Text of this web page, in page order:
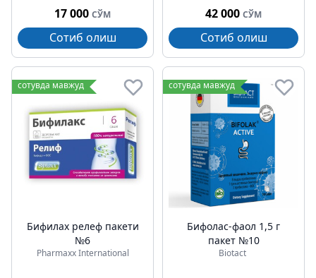
17 000 СЎМ
Сотиб олиш
42 000 СЎМ
Сотиб олиш
сотувда мавжуд
Бифилах релеф пакети
№6
Pharmaxx International
сотувда мавжуд
Бифолаc-фаол 1,5 г
пакет №10
Biotact